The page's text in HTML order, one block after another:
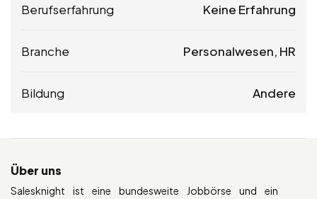
Berufserfahrung Keine Erfahrung
Branche Personalwesen, HR
Bildung Andere
Über uns
Salesknight ist eine bundesweite Jobbörse und ein